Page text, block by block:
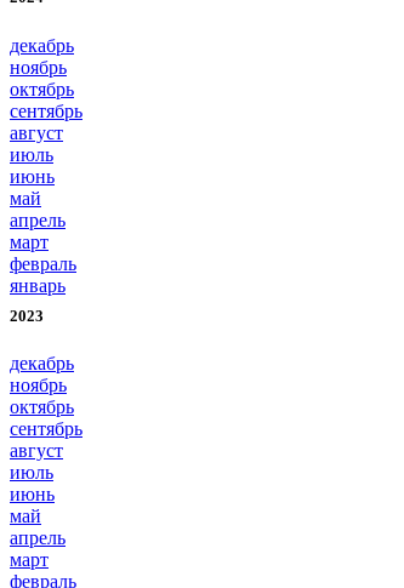
декабрь
ноябрь
октябрь
сентябрь
август
июль
июнь
май
апрель
март
февраль
январь
2023
декабрь
ноябрь
октябрь
сентябрь
август
июль
июнь
май
апрель
март
февраль